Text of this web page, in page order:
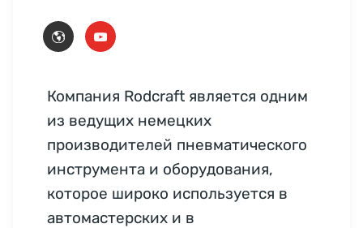
Компания Rodcraft является одним
из ведущих немецких
производителей пневматического
инструмента и оборудования,
которое широко используется в
автомастерских и в